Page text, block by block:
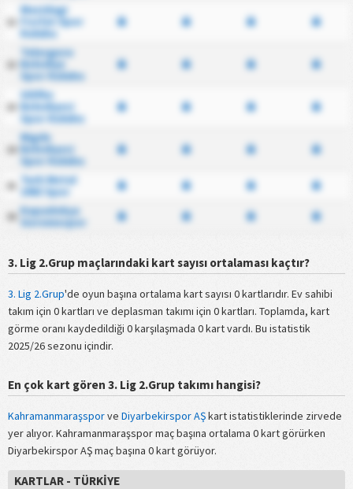
Mazidagi
Fosfat Spor
Kulubu
Talasgucu
Belediye
Spor Kulubu
Silifke
Belediyesi
Spor Kulubu
Nigde
Belediyesi
Spor Kulubu
Turk Metal
1963 Spor
Kapadokya
Goremespor
3. Lig 2.Grup maçlarındaki kart sayısı ortalaması kaçtır?
3. Lig 2.Grup'de oyun başına ortalama kart sayısı 0 kartlarıdır. Ev sahibi
takım için 0 kartları ve deplasman takımı için 0 kartları. Toplamda, kart
görme oranı kaydedildiği 0 karşılaşmada 0 kart vardı. Bu istatistik
2025/26 sezonu içindir.
En çok kart gören 3. Lig 2.Grup takımı hangisi?
Kahramanmaraşsporve Diyarbekirspor AŞkart istatistiklerinde zirvede
yer alıyor. Kahramanmaraşspor maç başına ortalama 0 kart görürken
Diyarbekirspor AŞ maç başına 0 kart görüyor.
KARTLAR - TÜRKIYE